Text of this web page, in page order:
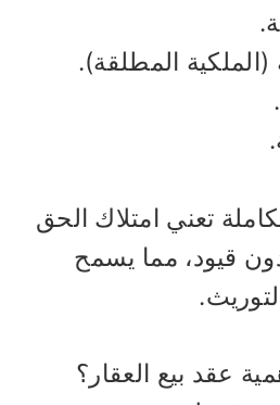
المطلقة).
تعني امتلاك الحق
قيود، مما يسمح